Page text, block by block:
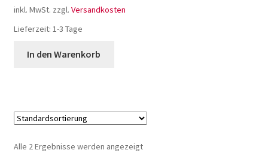
inkl. MwSt. zzgl. Versandkosten
Lieferzeit: 1-3 Tage
In den Warenkorb
Alle 2 Ergebnisse werden angezeigt